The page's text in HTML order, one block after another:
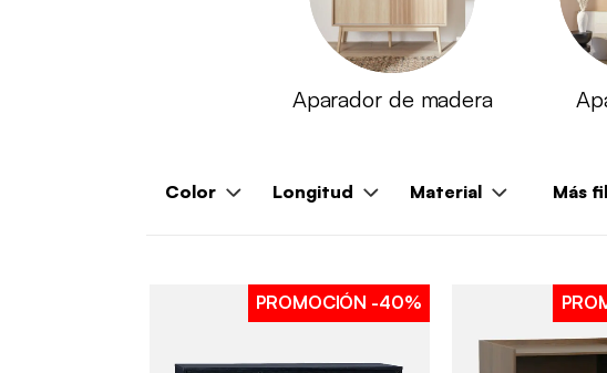
Aparador de madera
Color Longitud Material Más
PROMOCIÓN -40%